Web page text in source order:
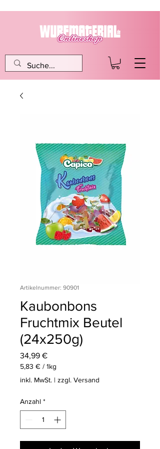
Artikelnummer: 90901
Kaubonbons
Fruchtmix Beutel
(24x250g)
34,99 €Preis
5,83 € / 1kg
5,83 €
Kilogramm
inkl. MwSt. | zzgl. Versand
Anzahl *